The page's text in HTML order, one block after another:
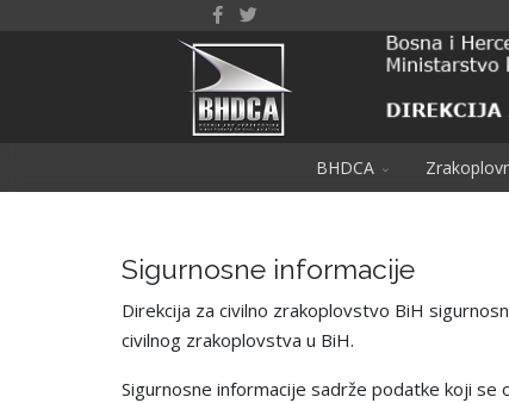
BHDCA
Sigurnosne informacije
Direkcija za civilno zrakoplovstvo BiH
civilnog zrakoplovstva u BiH.
Sigurnosne informacije sadrže podatke koji